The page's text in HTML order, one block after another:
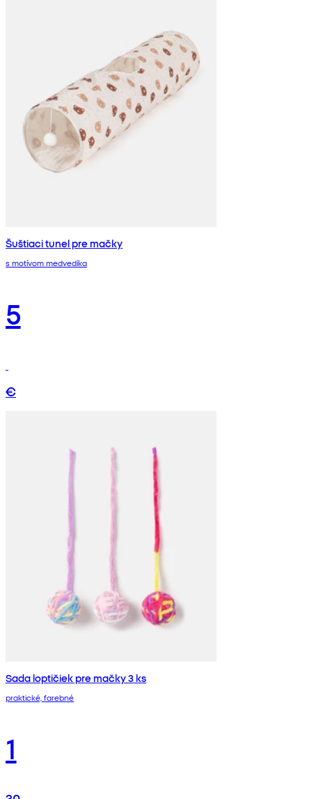
Šuštiaci tunel pre mačky
s motívom medvedíka
5
€
Sada loptičiek pre mačky 3 ks
praktické, farebné
1